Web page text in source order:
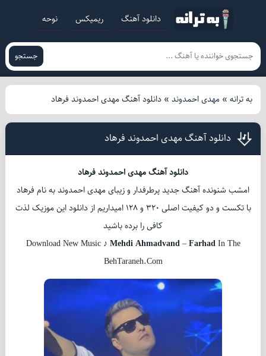
دانلود آهنگ ریمیکس نوحه
جستجو
به ترانه» مهدی احمدوند» دانلود آهنگ مهدی احمدوند فرهاد
دانلود آهنگ مهدی احمدوند فرهاد
دانلود آهنگ مهدی احمدوند فرهاد
امشب شنونده آهنگ جدید پرطرفدار و زیبای مهدی احمدوند به نام فرهاد
با تکست و دو کیفیت اصلی 320 و 128 امیداریم از دانلود این موزیک لذت
کافی را برده باشید
Download New Music ♪ Mehdi Ahmadvand–FarhadIn The
BehTaraneh.Com